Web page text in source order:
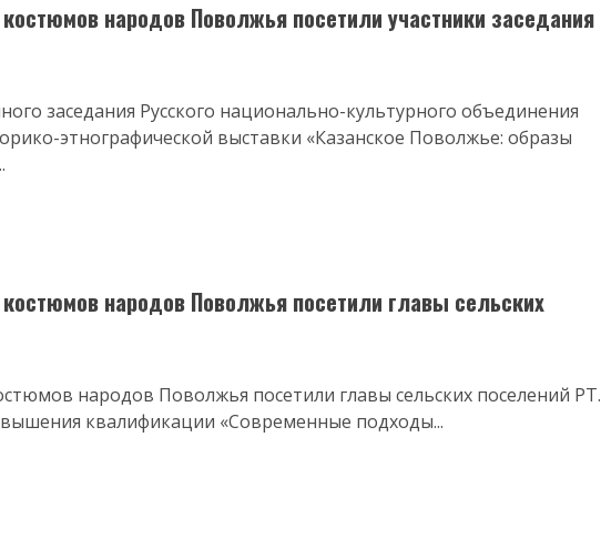
народов Поволжья посетили участники заседания
заседания Русского национально-культурного объединения
этнографической выставки «Казанское Поволжье: образы
народов Поволжья посетили главы сельских
народов Поволжья посетили главы сельских поселений РТ.
квалификации «Современные подходы...